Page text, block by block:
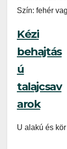
Szín: fehér
Kézi
behajtás
ú
talajcsav
arok
U alakú és